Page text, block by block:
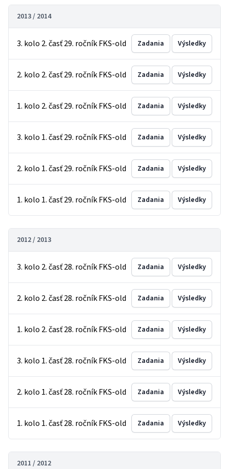
2013 / 2014
3. kolo 2. časť 29. ročník FKS-old Zadania Výsledky
2. kolo 2. časť 29. ročník FKS-old Zadania Výsledky
1. kolo 2. časť 29. ročník FKS-old Zadania Výsledky
3. kolo 1. časť 29. ročník FKS-old Zadania Výsledky
2. kolo 1. časť 29. ročník FKS-old Zadania Výsledky
1. kolo 1. časť 29. ročník FKS-old Zadania Výsledky
2012 / 2013
3. kolo 2. časť 28. ročník FKS-old Zadania Výsledky
2. kolo 2. časť 28. ročník FKS-old Zadania Výsledky
1. kolo 2. časť 28. ročník FKS-old Zadania Výsledky
3. kolo 1. časť 28. ročník FKS-old Zadania Výsledky
2. kolo 1. časť 28. ročník FKS-old Zadania Výsledky
1. kolo 1. časť 28. ročník FKS-old Zadania Výsledky
2011 / 2012